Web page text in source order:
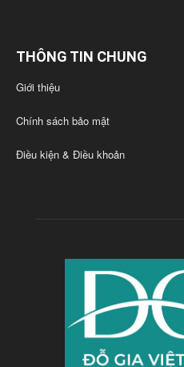
THÔNG TIN CHUNG
Giới thiệu
Chính sách bảo mật
Điều kiện & Điều khoản